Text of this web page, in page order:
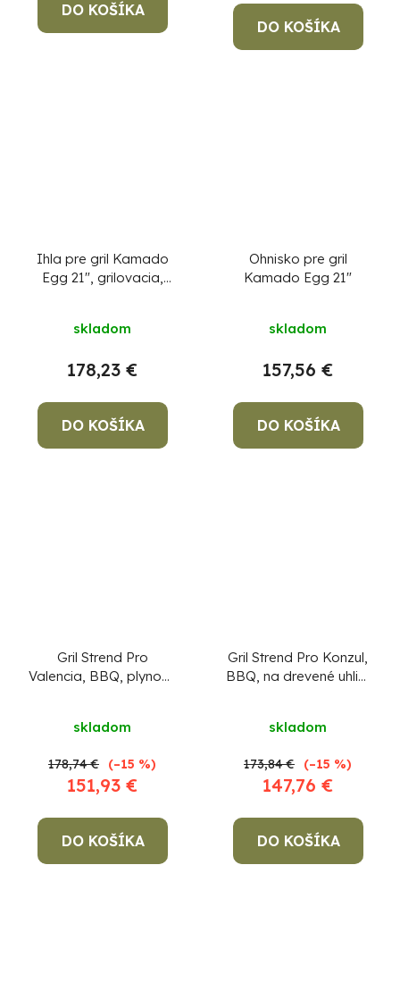
DO KOŠÍKA
DO KOŠÍKA
Ihla pre gril Kamado
Egg 21", grilovacia,
3xAA, 87x54,5x7 cm
skladom
178,23 €
DO KOŠÍKA
Ohnisko pre gril
Kamado Egg 21"
skladom
157,56 €
DO KOŠÍKA
Gril Strend Pro
Valencia, BBQ, plynový
skladom
151,93 €
178,74 € (–15 %)
DO KOŠÍKA
Gril Strend Pro Konzul,
BBQ, na drevené uhlie,
skladom
147,76 €
173,84 € (–15 %)
DO KOŠÍKA